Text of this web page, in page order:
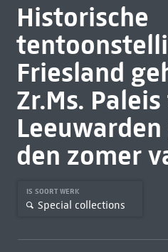
Historische
Friesland
Zr.Ms.
den zomer
IS SOORT WERK
Special collections